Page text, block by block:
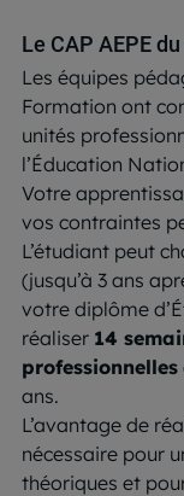
Le CAP AEPE
Les équipes
Formation ont
unités
l’Éducation
Votre
vos contraintes
L’étudiant peut
(jusqu’à 3 ans
votre diplôme
réaliser 14
professionnelles
ans.
L’avantage de
nécessaire pour
théoriques et